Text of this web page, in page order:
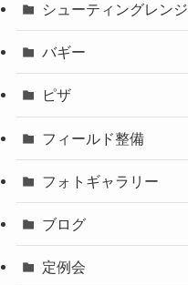
シューティングレンジ
バギー
ピザ
フィールド整備
フォトギャラリー
ブログ
定例会